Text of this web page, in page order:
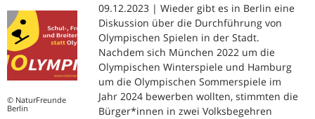
© NaturFreunde
Berlin
09.12.2023 | Wieder gibt es in Berlin eine
Diskussion über die Durchführung von
Olympischen Spielen in der Stadt.
Nachdem sich München 2022 um die
Olympischen Winterspiele und Hamburg
um die Olympischen Sommerspiele im
Jahr 2024 bewerben wollten, stimmten die
Bürger*innen in zwei Volksbegehren